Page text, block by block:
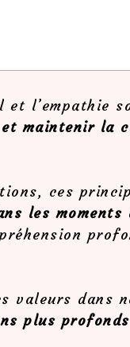
et l’empathie
maintenir la
ces
les
valeurs dans
plus profonds